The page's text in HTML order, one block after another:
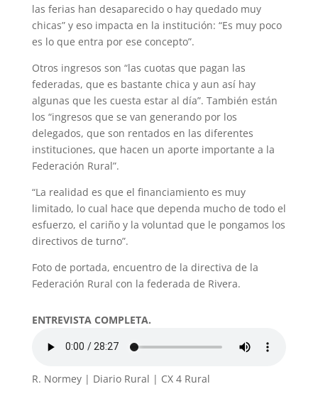
las ferias han desaparecido o hay quedado muy
chicas” y eso impacta en la institución: “Es muy poco
es lo que entra por ese concepto”.
Otros ingresos son “las cuotas que pagan las
federadas, que es bastante chica y aun así hay
algunas que les cuesta estar al día”. También están
los “ingresos que se van generando por los
delegados, que son rentados en las diferentes
instituciones, que hacen un aporte importante a la
Federación Rural”.
“La realidad es que el financiamiento es muy
limitado, lo cual hace que dependa mucho de todo el
esfuerzo, el cariño y la voluntad que le pongamos los
directivos de turno”.
Foto de portada, encuentro de la directiva de la
Federación Rural con la federada de Rivera.
ENTREVISTA COMPLETA.
R. Normey | Diario Rural | CX 4 Rural